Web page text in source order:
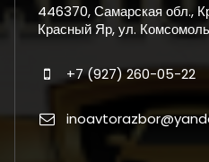
446370, Самарская обл.,
Красный Яр, ул.
+7 (927) 260-05-22